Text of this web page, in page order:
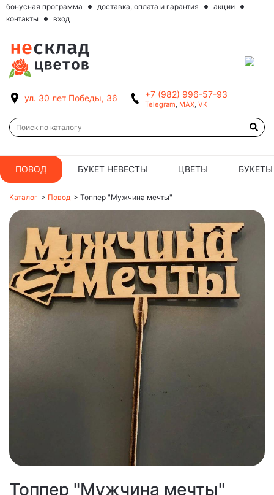
бонусная программа доставка, оплата и гарантия
акции
контакты
вход
ул. 30 лет Победы, 36 +7 (982) 996-57-93
Telegram, MAX, VK
ПОВОД БУКЕТ НЕВЕСТЫ ЦВЕТЫ БУКЕТЫ
Каталог > Повод > Топпер "Мужчина мечты"
Топпер "Мужчина мечты"